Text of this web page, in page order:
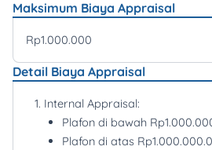
Maksimum Biaya Appraisal
Rp1.000.000
Detail Biaya Appraisal
Internal Appraisal:
Plafon di bawah
Plafon di atas